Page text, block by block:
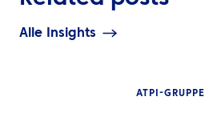
Alle Insights
ATPI-GRUPPE